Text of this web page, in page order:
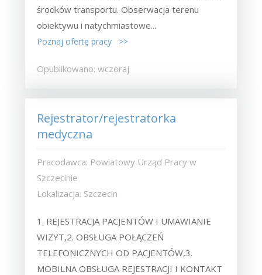
środków transportu. Obserwacja terenu
obiektywu i natychmiastowe...
Poznaj ofertę pracy >>
Opublikowano: wczoraj
Rejestrator/rejestratorka
medyczna
Pracodawca: Powiatowy Urząd Pracy w
Szczecinie
Lokalizacja: Szczecin
1. REJESTRACJA PACJENTÓW I UMAWIANIE
WIZYT,2. OBSŁUGA POŁĄCZEŃ
TELEFONICZNYCH OD PACJENTÓW,3.
MOBILNA OBSŁUGA REJESTRACJI I KONTAKT